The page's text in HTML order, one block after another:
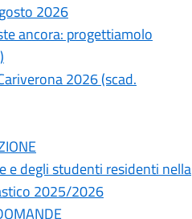
2026
ancora: progettiamolo
2026 (scad.
e degli studenti residenti nella
2025/2026